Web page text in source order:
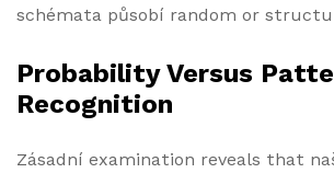
schémata působí random or
Probability Versus
Recognition
Zásadní examination reveals that